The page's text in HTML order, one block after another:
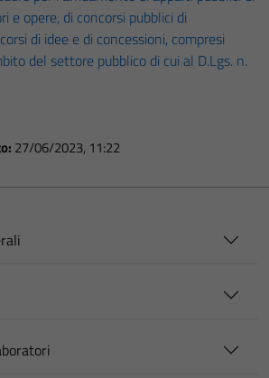
e opere, di concorsi pubblici di
di idee e di concessioni, compresi
del settore pubblico di cui al D.Lgs. n.
27/06/2023, 11:22